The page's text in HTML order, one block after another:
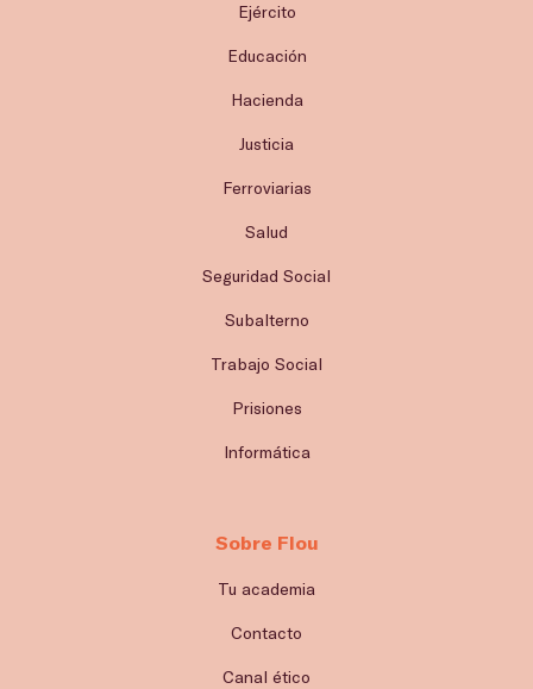
Ejército
Educación
Hacienda
Justicia
Ferroviarias
Salud
Seguridad Social
Subalterno
Trabajo Social
Prisiones
Informática
Sobre Flou
Tu academia
Contacto
Canal ético